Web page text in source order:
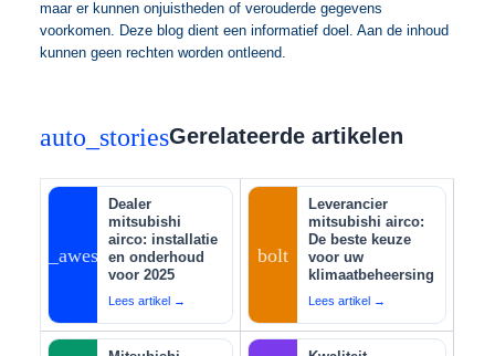
maar er kunnen onjuistheden of verouderde gegevens
voorkomen. Deze blog dient een informatief doel. Aan de inhoud
kunnen geen rechten worden ontleend.
auto_storiesGerelateerde artikelen
auto_awesome
Dealer
mitsubishi
airco: installatie
en onderhoud
voor 2025
Lees artikel →
bolt
Leverancier
mitsubishi airco:
De beste keuze
voor uw
klimaatbeheersing
Lees artikel →